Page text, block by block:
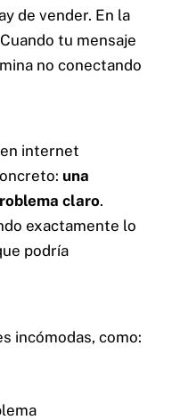
de vender. En la
tu mensaje
no conectando
internet
una
claro.
exactamente lo
podría
incómodas, como: